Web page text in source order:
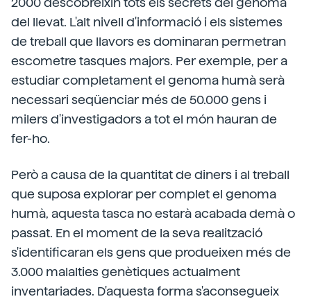
del llevat. L'alt nivell d'informació i els sistemes
de treball que llavors es dominaran permetran
escometre tasques majors. Per exemple, per a
estudiar completament el genoma humà serà
necessari seqüenciar més de 50.000 gens i
milers d'investigadors a tot el món hauran de
fer-ho.
Però a causa de la quantitat de diners i al treball
que suposa explorar per complet el genoma
humà, aquesta tasca no estarà acabada demà o
passat. En el moment de la seva realització
s'identificaran els gens que produeixen més de
3.000 malalties genètiques actualment
inventariades. D'aquesta forma s'aconsegueix